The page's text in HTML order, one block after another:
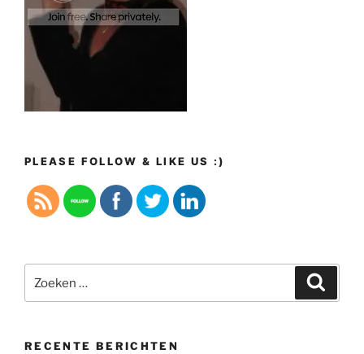
PLEASE FOLLOW & LIKE US :)
naar:
RECENTE BERICHTEN